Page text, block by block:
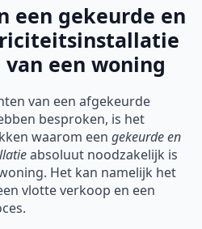
een gekeurde en
een woning
van een afgekeurde
besproken, is het
waarom een gekeurde en
absoluut noodzakelijk is
Het kan namelijk het
vlotte verkoop en een